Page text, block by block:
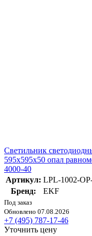
Светильник
595х595х50 опал
4000-40
Артикул: LPL-1002-
Бренд:
EKF
Под заказ
Обновлено 07.08.2026
+7 (495) 787-17-46
Уточнить цену